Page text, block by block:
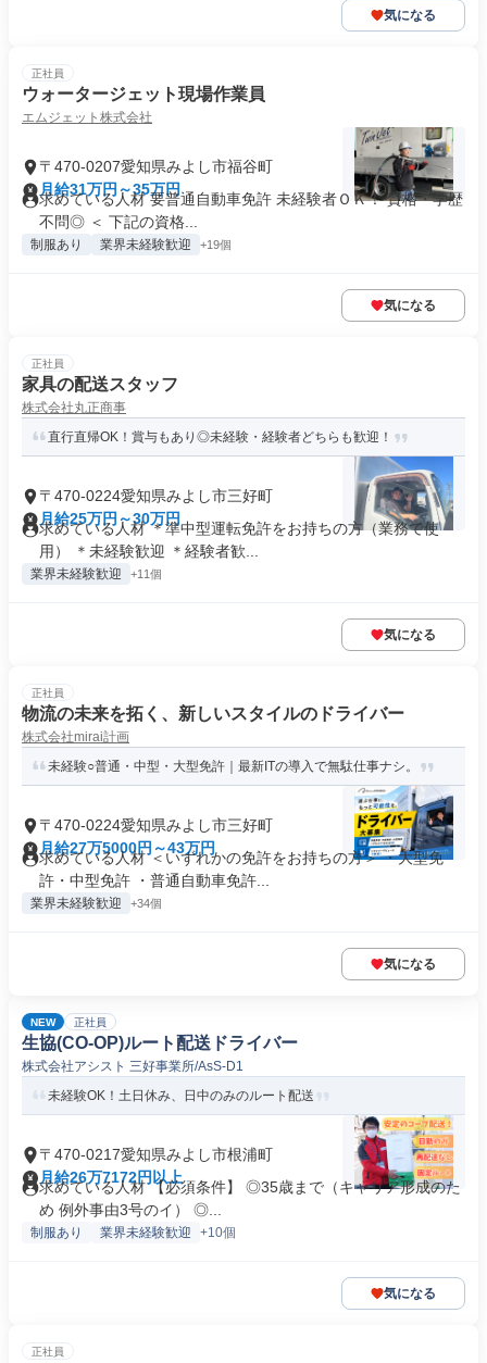
気になる
正社員
ウォータージェット現場作業員
エムジェット株式会社
〒470-0207愛知県みよし市福谷町
月給31万円～35万円
求めている人材 要普通自動車免許 未経験者ＯＫ！ 資格・学歴
不問◎ ＜ 下記の資格...
制服あり 業界未経験歓迎 +19個
気になる
正社員
家具の配送スタッフ
株式会社丸正商事
直行直帰OK！賞与もあり◎未経験・経験者どちらも歓迎！
〒470-0224愛知県みよし市三好町
月給25万円～30万円
求めている人材 ＊準中型運転免許をお持ちの方（業務で使
用） ＊未経験歓迎 ＊経験者歓...
業界未経験歓迎 +11個
気になる
正社員
物流の未来を拓く、新しいスタイルのドライバー
株式会社mirai計画
未経験○普通・中型・大型免許｜最新ITの導入で無駄仕事ナシ。
〒470-0224愛知県みよし市三好町
月給27万5000円～43万円
求めている人材 ＜いずれかの免許をお持ちの方＞ ・大型免
許・中型免許 ・普通自動車免許...
業界未経験歓迎 +34個
気になる
NEW 正社員
生協(CO-OP)ルート配送ドライバー
株式会社アシスト 三好事業所/AsS-D1
未経験OK！土日休み、日中のみのルート配送
〒470-0217愛知県みよし市根浦町
月給26万7172円以上
求めている人材 【必須条件】 ◎35歳まで（キャリア形成のた
め 例外事由3号のイ） ◎...
制服あり 業界未経験歓迎 +10個
気になる
正社員